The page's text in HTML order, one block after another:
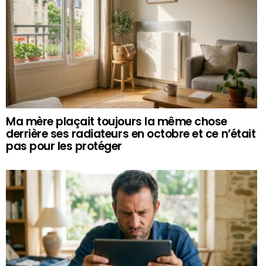
Ma mère plaçait toujours la même chose
derrière ses radiateurs en octobre et ce n’était
pas pour les protéger